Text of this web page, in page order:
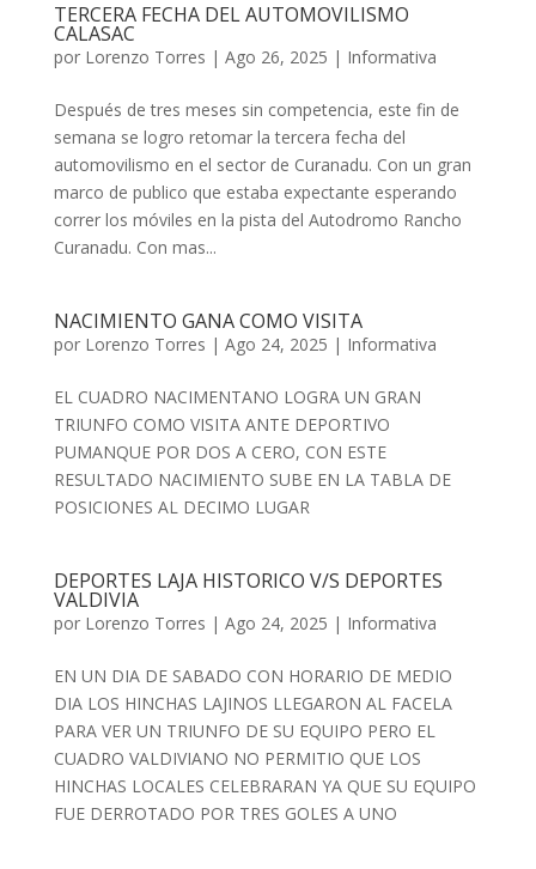
TERCERA FECHA DEL AUTOMOVILISMO
CALASAC
por Lorenzo Torres | Ago 26, 2025 | Informativa
Después de tres meses sin competencia, este fin de
semana se logro retomar la tercera fecha del
automovilismo en el sector de Curanadu. Con un gran
marco de publico que estaba expectante esperando
correr los móviles en la pista del Autodromo Rancho
Curanadu. Con mas...
NACIMIENTO GANA COMO VISITA
por Lorenzo Torres | Ago 24, 2025 | Informativa
EL CUADRO NACIMENTANO LOGRA UN GRAN
TRIUNFO COMO VISITA ANTE DEPORTIVO
PUMANQUE POR DOS A CERO, CON ESTE
RESULTADO NACIMIENTO SUBE EN LA TABLA DE
POSICIONES AL DECIMO LUGAR
DEPORTES LAJA HISTORICO V/S DEPORTES
VALDIVIA
por Lorenzo Torres | Ago 24, 2025 | Informativa
EN UN DIA DE SABADO CON HORARIO DE MEDIO
DIA LOS HINCHAS LAJINOS LLEGARON AL FACELA
PARA VER UN TRIUNFO DE SU EQUIPO PERO EL
CUADRO VALDIVIANO NO PERMITIO QUE LOS
HINCHAS LOCALES CELEBRARAN YA QUE SU EQUIPO
FUE DERROTADO POR TRES GOLES A UNO